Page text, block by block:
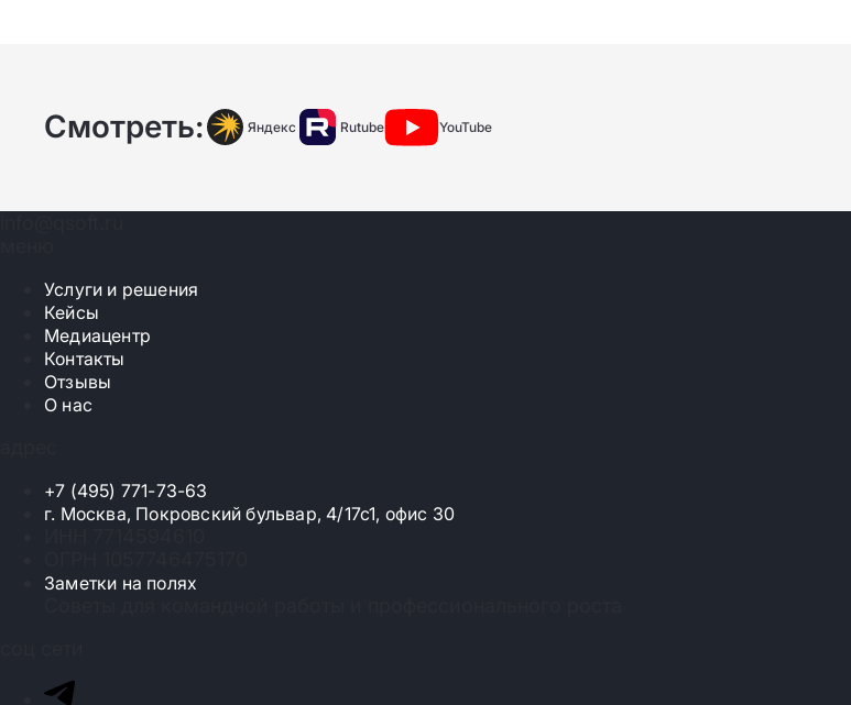
Смотреть: Яндекс Rutube YouTube
Услуги и решения
Кейсы
Медиацентр
Контакты
Отзывы
О нас
+7 (495) 771-73-63
г. Москва, Покровский бульвар, 4/17с1, офис 30
Заметки на полях